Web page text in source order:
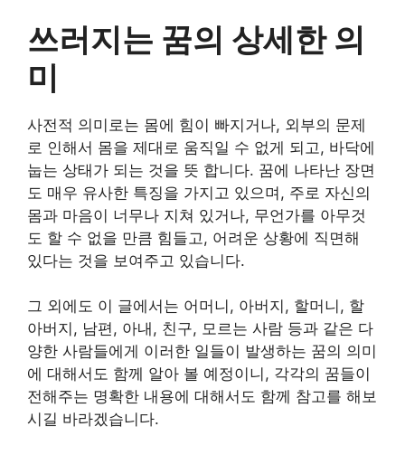
쓰러지는 꿈의 상세한 의
미
사전적 의미로는 몸에 힘이 빠지거나, 외부의 문제
로 인해서 몸을 제대로 움직일 수 없게 되고, 바닥에
눕는 상태가 되는 것을 뜻 합니다. 꿈에 나타난 장면
도 매우 유사한 특징을 가지고 있으며, 주로 자신의
몸과 마음이 너무나 지쳐 있거나, 무언가를 아무것
도 할 수 없을 만큼 힘들고, 어려운 상황에 직면해
있다는 것을 보여주고 있습니다.
그 외에도 이 글에서는 어머니, 아버지, 할머니, 할
아버지, 남편, 아내, 친구, 모르는 사람 등과 같은 다
양한 사람들에게 이러한 일들이 발생하는 꿈의 의미
에 대해서도 함께 알아 볼 예정이니, 각각의 꿈들이
전해주는 명확한 내용에 대해서도 함께 참고를 해보
시길 바라겠습니다.